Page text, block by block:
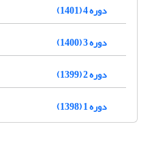
دوره 4 (1401)
دوره 3 (1400)
دوره 2 (1399)
دوره 1 (1398)